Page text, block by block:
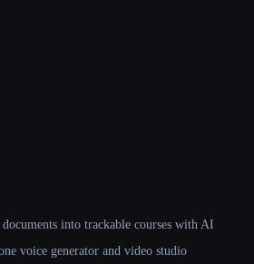
into trackable courses with AI
voice generator and video studio